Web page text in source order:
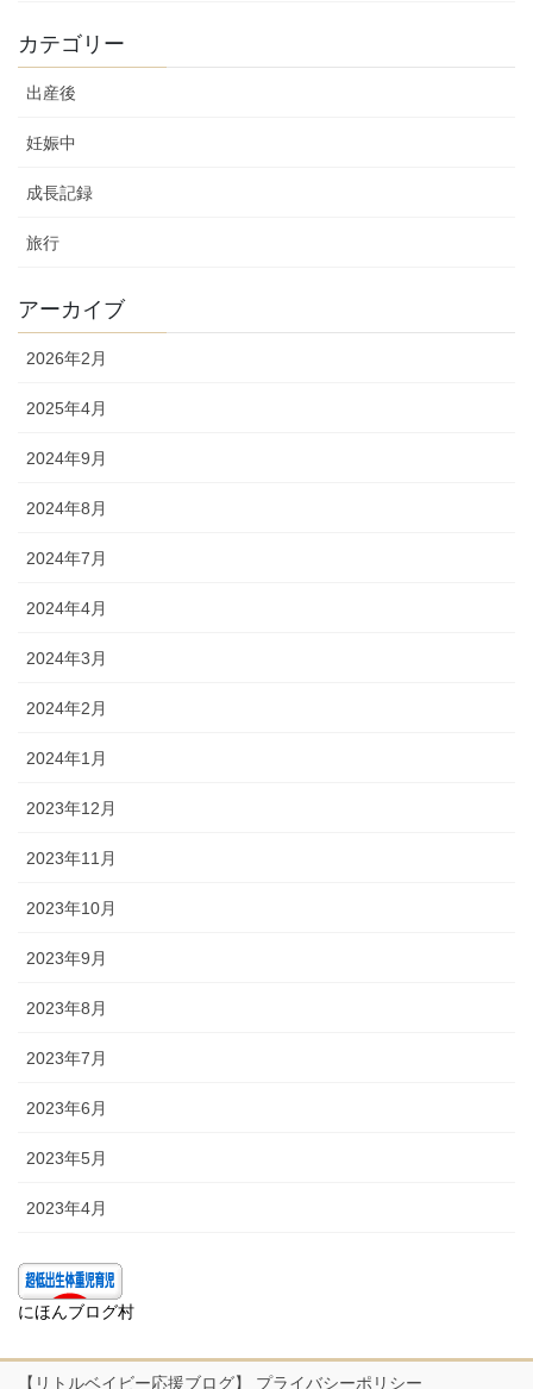
カテゴリー
出産後
妊娠中
成長記録
旅行
アーカイブ
2026年2月
2025年4月
2024年9月
2024年8月
2024年7月
2024年4月
2024年3月
2024年2月
2024年1月
2023年12月
2023年11月
2023年10月
2023年9月
2023年8月
2023年7月
2023年6月
2023年5月
2023年4月
にほんブログ村
【リトルベイビー応援ブログ】 プライバシーポリシー